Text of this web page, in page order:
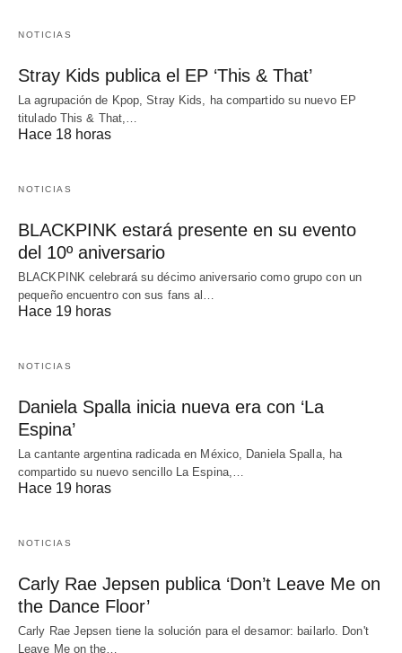
NOTICIAS
Stray Kids publica el EP ‘This & That’
La agrupación de Kpop, Stray Kids, ha compartido su nuevo EP
titulado This & That,…
Hace 18 horas
NOTICIAS
BLACKPINK estará presente en su evento
del 10º aniversario
BLACKPINK celebrará su décimo aniversario como grupo con un
pequeño encuentro con sus fans al…
Hace 19 horas
NOTICIAS
Daniela Spalla inicia nueva era con ‘La
Espina’
La cantante argentina radicada en México, Daniela Spalla, ha
compartido su nuevo sencillo La Espina,…
Hace 19 horas
NOTICIAS
Carly Rae Jepsen publica ‘Don’t Leave Me on
the Dance Floor’
Carly Rae Jepsen tiene la solución para el desamor: bailarlo. Don't
Leave Me on the…